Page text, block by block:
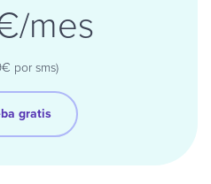
mes
por sms)
gratis